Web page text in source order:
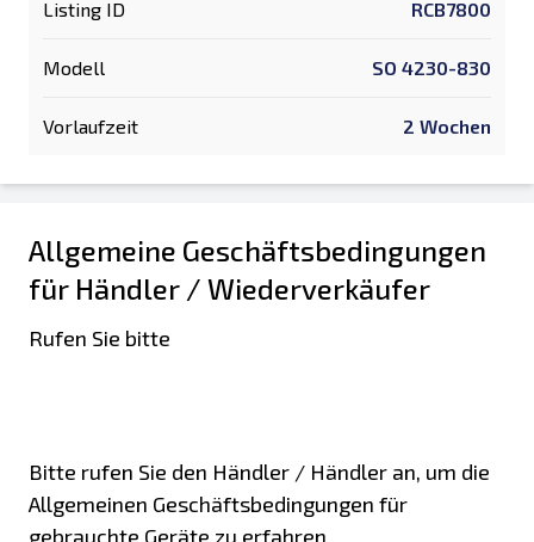
Listing ID RCB7800
Modell SO 4230-830
Vorlaufzeit 2 Wochen
Allgemeine Geschäftsbedingungen
für Händler / Wiederverkäufer
Rufen Sie bitte
Bitte rufen Sie den Händler / Händler an, um die
Allgemeinen Geschäftsbedingungen für
gebrauchte Geräte zu erfahren